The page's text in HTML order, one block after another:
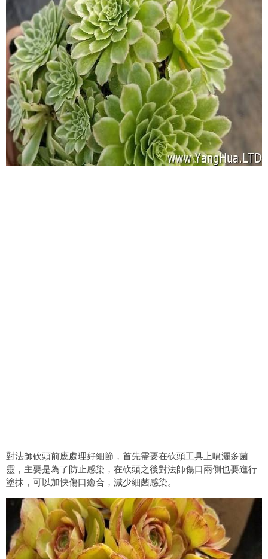
對法師砍頭前應處理好細節，首先需要在砍頭工具上噴灑多菌
靈，主要是為了防止感染，在砍頭之後對法師傷口兩側也要進行
塗抹，可以加快傷口癒合，減少細菌感染。